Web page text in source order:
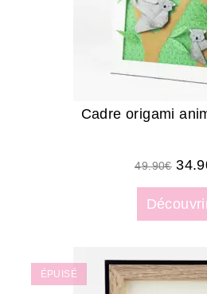
Cadre origami
49.90€
ÉPUISÉ